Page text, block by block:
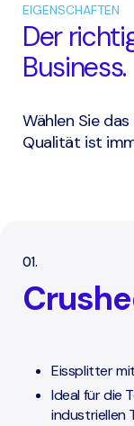
EIGENSCHAFTEN
Der
Business.
Wählen Sie
Qualität ist
01.
Eissplitter
Ideal für die
industriellen